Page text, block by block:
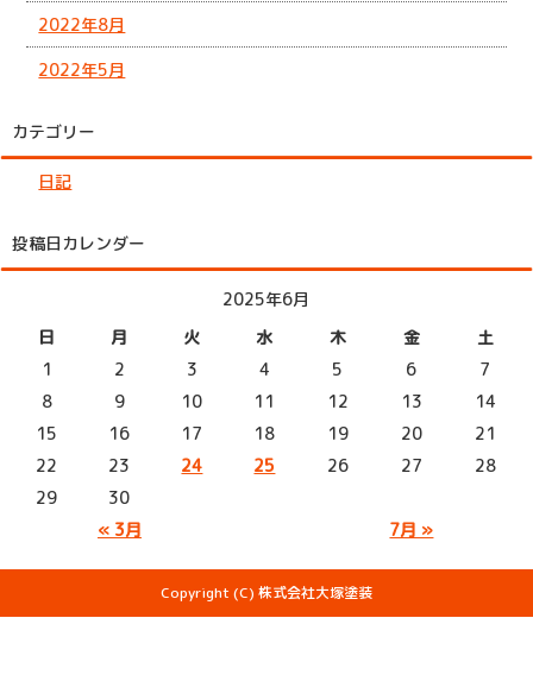
2022年8月
2022年5月
カテゴリー
日記
投稿日カレンダー
2025年6月
日
月 火 水 木 金 土
« 3月 7月 »
1 2 3 4 5 6
7
8
9 10 11 12 13
14
15
16 17 18 19 20
21
22
23 24 25 26 27
28
29
30
Copyright (C) 株式会社大塚塗装